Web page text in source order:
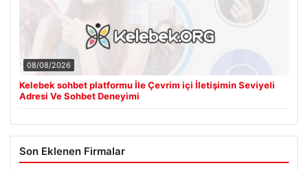
08/08/2026
Kelebek sohbet platformu İle Çevrim içi İletişimin Seviyeli
Adresi Ve Sohbet Deneyimi
Son Eklenen Firmalar